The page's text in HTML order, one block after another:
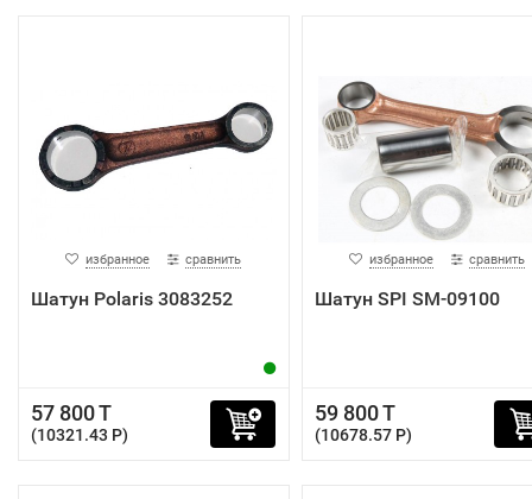
избранное сравнить
Шатун Polaris 3083252
57 800 T
(10321.43 P)
избранное сравнить
Шатун SPI SM-09100
59 800 T
(10678.57 P)